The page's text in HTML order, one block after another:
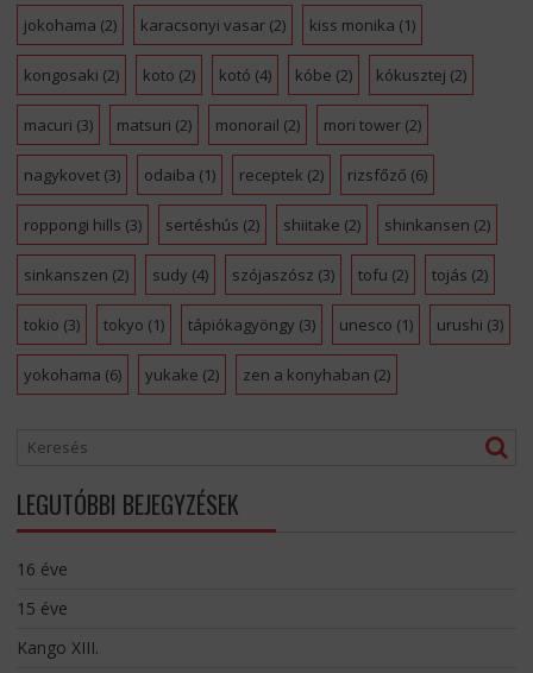
jokohama (2) karacsonyi vasar(2) kiss monika (1)
kongosaki (2) koto (2) kotó (4) kóbe (2) kókusztej (2)
macuri (3) matsuri (2) monorail (2) mori tower(2)
nagykovet(3) odaiba (1) receptek (2) rizsfőző (6)
roppongi hills (3) sertéshús (2) shiitake (2) shinkansen (2)
sinkanszen (2) sudy (4) szójaszósz (3) tofu (2) tojás (2)
tokio (3) tokyo (1) tápiókagyöngy (3) unesco (1) urushi (3)
yokohama (6) yukake (2) zen a konyhaban (2)
LEGUTÓBBI BEJEGYZÉSEK
16 éve
15 éve
Kango XIII.